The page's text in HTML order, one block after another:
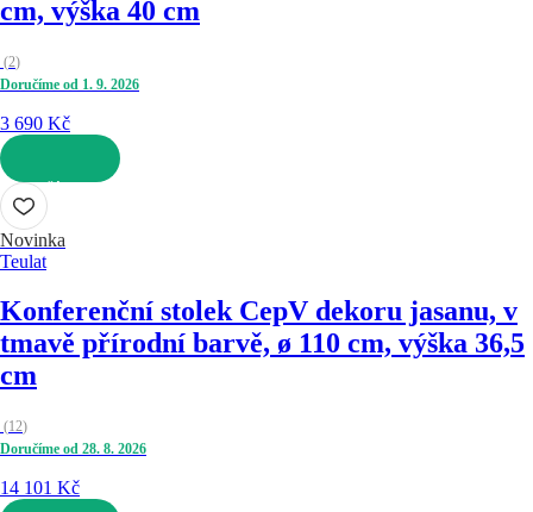
cm, výška 40 cm
(2)
Doručíme od 1. 9. 2026
3 690 Kč
DO KOŠÍKU
Novinka
Teulat
Konferenční stolek CepV dekoru jasanu, v
tmavě přírodní barvě, ø 110 cm, výška 36,5
cm
(12)
Doručíme od 28. 8. 2026
14 101 Kč